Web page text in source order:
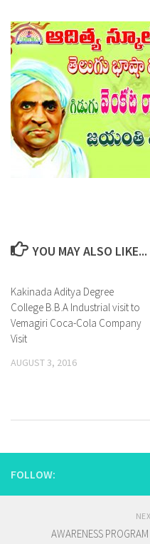
YOU MAY ALSO LIKE...
Kakinada Aditya Degree
College B.B.A Industrial visit to
Vemagiri Coca-Cola Company
Visit
AUGUST 3, 2016
FOLLOW:
AWARENESS